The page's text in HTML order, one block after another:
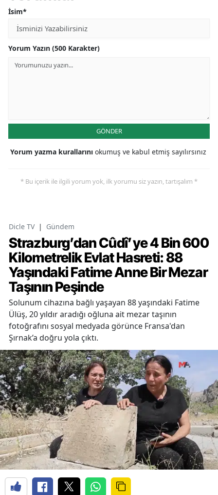
İsim*
Yorum Yazın (500 Karakter)
GÖNDER
Yorum yazma kurallarını okumuş ve kabul etmiş sayılırsınız
* Bu içerik ile ilgili yorum yok, ilk yorumu siz yazın, tartışalım *
Dicle TV | Gündem
Strazburg’dan Cûdî’ye 4 Bin 600
Kilometrelik Evlat Hasreti: 88
Yaşındaki Fatime Anne Bir Mezar
Taşının Peşinde
Solunum cihazına bağlı yaşayan 88 yaşındaki Fatime
Ülüş, 20 yıldır aradığı oğluna ait mezar taşının
fotoğrafını sosyal medyada görünce Fransa'dan
Şırnak’a doğru yola çıktı.